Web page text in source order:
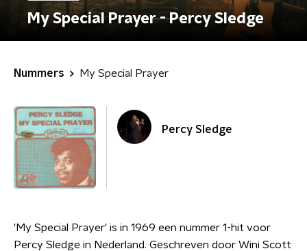
My Special Prayer - Percy Sledge
Nummers My Special Prayer
Percy Sledge
'My Special Prayer' is in 1969 een nummer 1-hit voor
Percy Sledge in Nederland. Geschreven door Wini Scott